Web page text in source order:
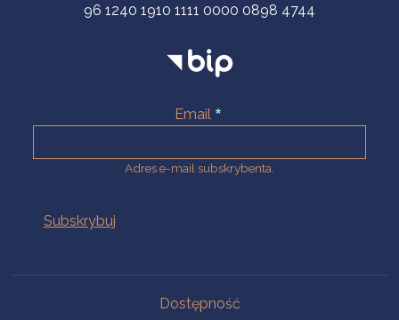
96 1240 1910 1111 0000 0898 4744
Email
Adres e-mail subskrybenta.
Dostępność